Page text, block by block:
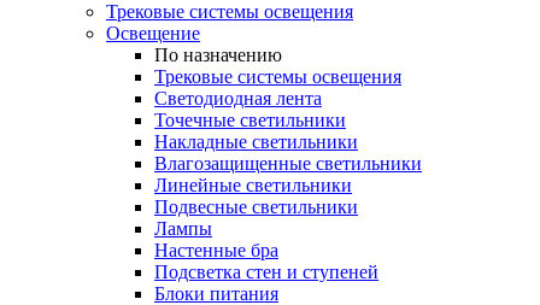
Трековые системы освещения
Освещение
По назначению
Трековые системы освещения
Светодиодная лента
Точечные светильники
Накладные светильники
Влагозащищенные светильники
Линейные светильники
Подвесные светильники
Лампы
Настенные бра
Подсветка стен и ступеней
Блоки питания